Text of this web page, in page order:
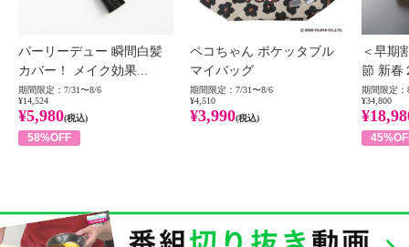
パーリーデュー 瞬間白髪
カバー！ メイク効果...
期間限定：7/31〜8/6
¥14,524
¥5,980(税込)
58%OFF
ペコちゃん ポケッタブル
マイバッグ
期間限定：7/31〜8/6
¥4,510
¥3,990(税込)
＜早期
節 新春
期間限定：
¥34,800